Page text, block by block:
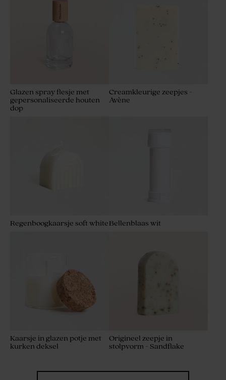
Traktatieset beige met 27
traktaties
Glazen potjes met kurk
Tetra zakje ivoor
De Bock suikerbonen mat
Glazen spray flesje met
gepersonaliseerde houten
dop
Creamkleurige zeepjes -
Avène
Regenboogkaarsje soft whiteBellenblaas wit
Kaarsje in glazen potje met
kurken deksel
Origineel zeepje in
stolpvorm - Sandflake